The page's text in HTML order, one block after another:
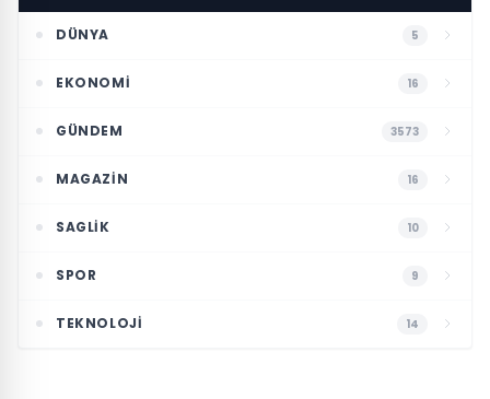
DÜNYA 5
EKONOMI 16
GÜNDEM 3573
MAGAZIN 16
SAGLIK 10
SPOR 9
TEKNOLOJI 14